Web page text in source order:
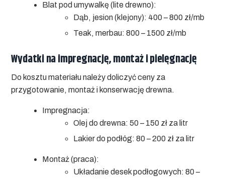
Blat pod umywalkę (lite drewno):
Dąb, jesion (klejony): 400 – 800 zł/mb
Teak, merbau: 800 – 1500 zł/mb
Wydatki na impregnację, montaż i pielęgnację
Do kosztu materiału należy doliczyć ceny za
przygotowanie, montaż i konserwację drewna.
Impregnacja:
Olej do drewna: 50 – 150 zł za litr
Lakier do podłóg: 80 – 200 zł za litr
Montaż (praca):
Układanie desek podłogowych: 80 –